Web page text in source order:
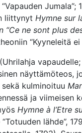
Jumala”;
liittynyt Hymne sur
“Ce ne sont plus
“Kyyneleitä ei
(Uhrilahja vapaudelle;
näyttämöteos,
kulminoituu
ja viimeisen
Hymne à l’Etre
lähde”,